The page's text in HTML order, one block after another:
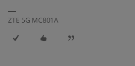
ZTE 5G MC801A